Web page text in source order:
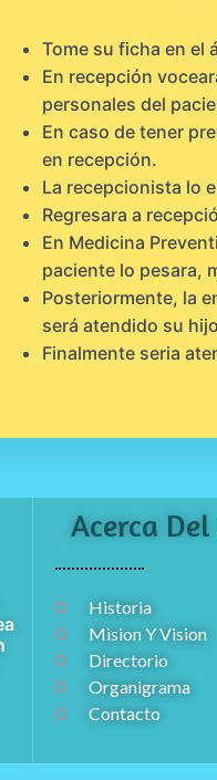
Tome su ficha en el
En recepción
personales del
En caso de tener
en recepción.
La recepcionista lo
Regresara a
En Medicina
paciente lo pesara,
Posteriormente, la
será atendido su
Finalmente seria
Acerca Del
Historia
Mision Y Vision
Directorio
Organigrama
Contacto